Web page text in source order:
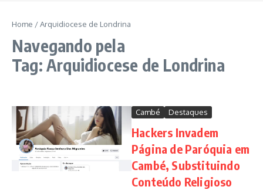
Home /Arquidiocese de Londrina
Navegando pela
Tag: Arquidiocese de Londrina
Cambé Destaques
Hackers Invadem
Página de Paróquia em
Cambé, Substituindo
Conteúdo Religioso